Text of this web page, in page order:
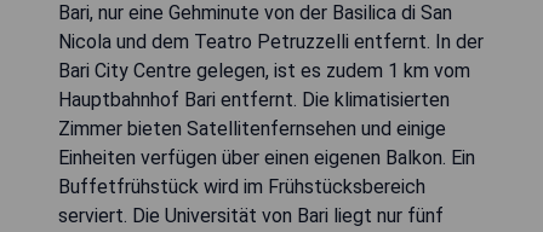
Bari, nur eine Gehminute von der Basilica di San
Nicola und dem Teatro Petruzzelli entfernt. In der
Bari City Centre gelegen, ist es zudem 1 km vom
Hauptbahnhof Bari entfernt. Die klimatisierten
Zimmer bieten Satellitenfernsehen und einige
Einheiten verfügen über einen eigenen Balkon. Ein
Buffetfrühstück wird im Frühstücksbereich
serviert. Die Universität von Bari liegt nur fünf